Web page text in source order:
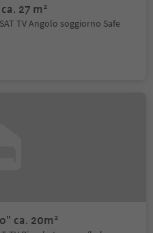
27 m²
TV Angolo soggiorno Safe
ca. 20m²